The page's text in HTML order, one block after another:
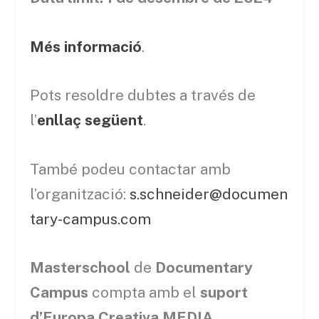
Més informació.
Pots resoldre dubtes a través de
l’enllaç següent.
També podeu contactar amb
l’organització:s.schneider@documen
tary-campus.com
Masterschool de Documentary
Campus compta amb el suport